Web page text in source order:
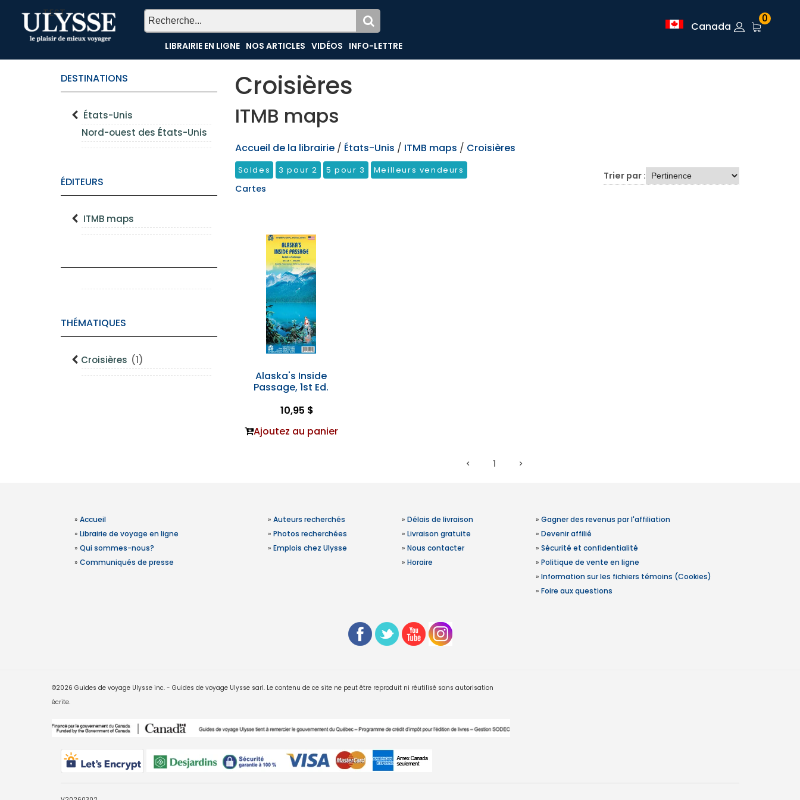
TEST
LIBRAIRIE EN LIGNE NOS ARTICLES VIDÉOS INFO-LETTRE
Canada
0
DESTINATIONS
États-Unis
Nord-ouest des États-Unis
ÉDITEURS
ITMB maps
THÉMATIQUES
Croisières (1)
Croisières
ITMB maps
Accueil de la librairie / États-Unis / ITMB maps / Croisières
Soldes 3 pour 2 5 pour 3 Meilleurs vendeurs
Cartes
Trier par :
Alaska's Inside
Passage, 1st Ed.
10,95 $
Ajoutez au panier
1
» Accueil
» Librairie de voyage en ligne
» Qui sommes-nous?
» Communiqués de presse
» Auteurs recherchés
» Photos recherchées
» Emplois chez Ulysse
» Délais de livraison
» Livraison gratuite
» Nous contacter
» Horaire
» Gagner des revenus par l'affiliation
» Devenir affilié
» Sécurité et confidentialité
» Politique de vente en ligne
» Information sur les fichiers témoins (Cookies)
» Foire aux questions
©2026 Guides de voyage Ulysse inc. - Guides de voyage Ulysse sarl. Le contenu de ce site ne peut être reproduit ni réutilisé sans autorisation
écrite.